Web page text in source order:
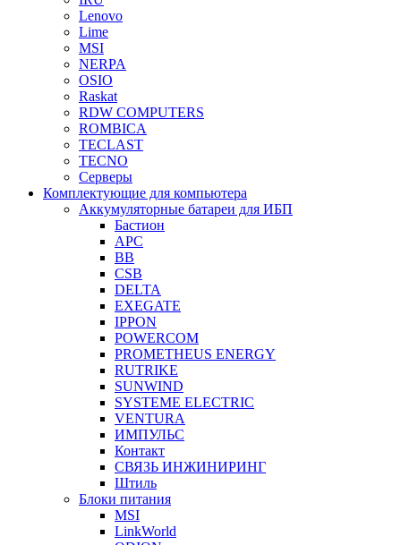
Lenovo
Lime
MSI
NERPA
OSIO
Raskat
RDW COMPUTERS
ROMBICA
TECLAST
TECNO
Серверы
Комплектующие для компьютера
Аккумуляторные батареи для ИБП
Бастион
APC
BB
CSB
DELTA
EXEGATE
IPPON
POWERCOM
PROMETHEUS ENERGY
RUTRIKE
SUNWIND
SYSTEME ELECTRIC
VENTURA
ИМПУЛЬС
Контакт
СВЯЗЬ ИНЖИНИРИНГ
Штиль
Блоки питания
MSI
LinkWorld